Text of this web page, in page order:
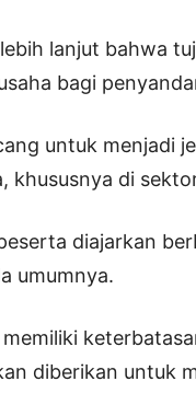
lanjut bahwa
bagi
untuk menjadi
khususnya di
diajarkan
umumnya.
diberikan untuk